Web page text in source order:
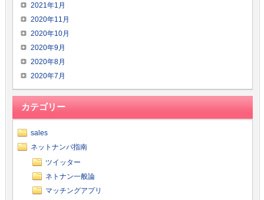
2021年1月
2020年11月
2020年10月
2020年9月
2020年8月
2020年7月
カテゴリー
sales
ネットナンパ指南
ツイッター
ネトナン一般論
マッチングアプリ